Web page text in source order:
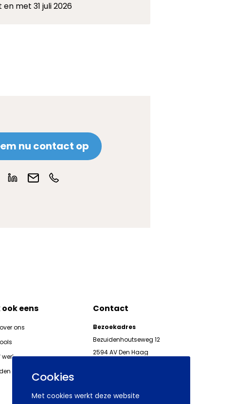
Cookies
Met cookies werkt deze website
en met 31 juli 2026
nu contact op
eens
ons
nieuwsbrieven AWVN
Contact
Bezoekadres
Bezuidenhoutseweg 12
2594 AV Den Haag